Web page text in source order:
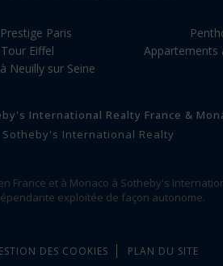
Paris
Eiffel
Neuilly sur Seine
Appartements
International Realty France &
Sotheby's International Realty
et à Monaco à Sotheby's
exploitée de façon autonome.
DES COOKIES PLAN DU SITE